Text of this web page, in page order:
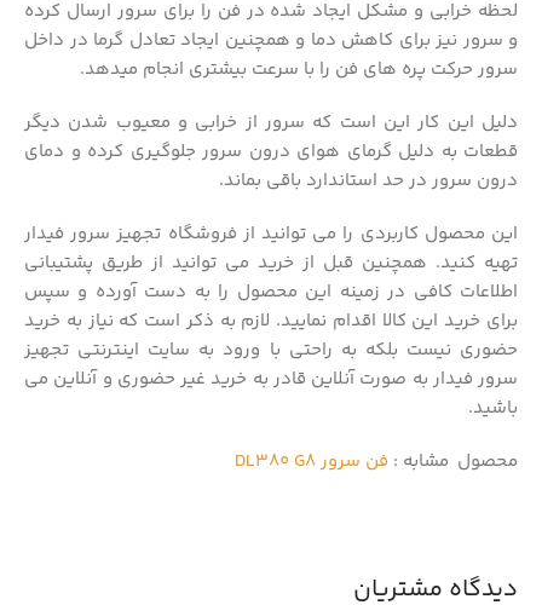
لحظه خرابی و مشکل ایجاد شده در فن را برای سرور ارسال کرده
و سرور نیز برای کاهش دما و همچنین ایجاد تعادل گرما در داخل
سرور حرکت پره های فن را با سرعت بیشتری انجام میدهد.
دلیل این کار این است که سرور از خرابی و معیوب شدن دیگر
قطعات به دلیل گرمای هوای درون سرور جلوگیری کرده و دمای
درون سرور در حد استاندارد باقی بماند.
این محصول کاربردی را می توانید از فروشگاه تجهیز سرور فیدار
تهیه کنید. همچنین قبل از خرید می توانید از طریق پشتیبانی
اطلاعات کافی در زمینه این محصول را به دست آورده و سپس
برای خرید این کالا اقدام نمایید. لازم به ذکر است که نیاز به خرید
حضوری نیست بلکه به راحتی با ورود به سایت اینترنتی تجهیز
سرور فیدار به صورت آنلاین قادر به خرید غیر حضوری و آنلاین می
باشید.
محصول مشابه : فن سرور DL380 G8
دیدگاه مشتریان